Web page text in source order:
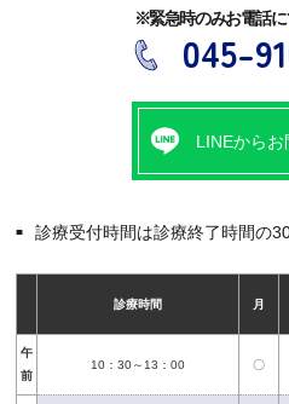
※緊急時のみお電話
045-
LINEから
診療受付時間は診療終了時間の
診療時間 月
午
前
10：30～13：00 〇